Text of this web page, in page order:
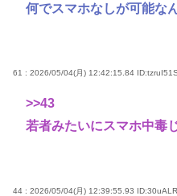
何でスマホなしが可能な
61 : 2026/05/04(月) 12:42:15.84
>>43
若者みたいにスマホ中毒
44 : 2026/05/04(月) 12:39:55.93